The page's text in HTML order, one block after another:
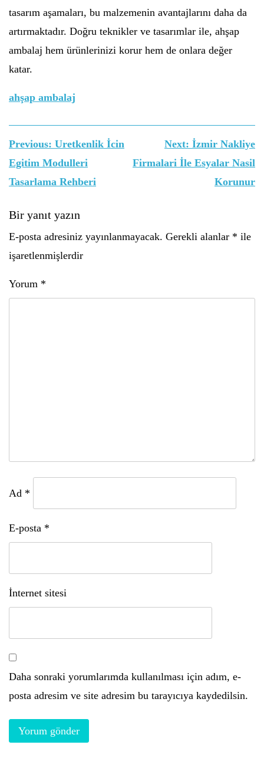
tasarım aşamaları, bu malzemenin avantajlarını daha da
artırmaktadır. Doğru teknikler ve tasarımlar ile, ahşap
ambalaj hem ürünlerinizi korur hem de onlara değer
katar.
ahşap ambalaj
Yazı
gezinmesi
Previous: Uretkenlik İcin
Egitim Modulleri
Tasarlama Rehberi
Next: İzmir Nakliye
Firmalari İle Esyalar Nasil
Korunur
Bir yanıt yazın
E-posta adresiniz yayınlanmayacak. Gerekli alanlar * ile
işaretlenmişlerdir
Yorum *
Ad *
E-posta *
İnternet sitesi
Daha sonraki yorumlarımda kullanılması için adım, e-
posta adresim ve site adresim bu tarayıcıya kaydedilsin.